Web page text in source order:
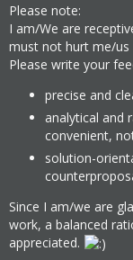
Please note:
I am/We are
must not hurt me/
Please write your
precise and
analytical and
convenient,
solution-
Since I am/we are
work, a balanced
appreciated.